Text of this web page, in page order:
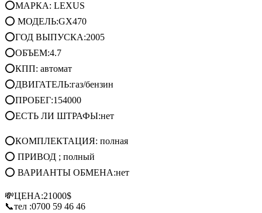
⭕МАРКА: LEXUS
⭕ МОДЕЛЬ:GX470
⭕ГОД ВЫПУСКА:2005
⭕ОБЪЕМ:4.7
⭕КПП: автомат
⭕ДВИГАТЕЛЬ:газ/бензин
⭕ПРОБЕГ:154000
⭕ЕСТЬ ЛИ ШТРАФЫ:нет
⭕КОМПЛЕКТАЦИЯ: полная
⭕ ПРИВОД ; полный
⭕ ВАРИАНТЫ ОБМЕНА:нет
💸ЦЕНА:21000$
📞тел :0700 59 46 46